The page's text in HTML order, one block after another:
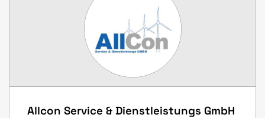
Allcon Service & Dienstleistungs GmbH